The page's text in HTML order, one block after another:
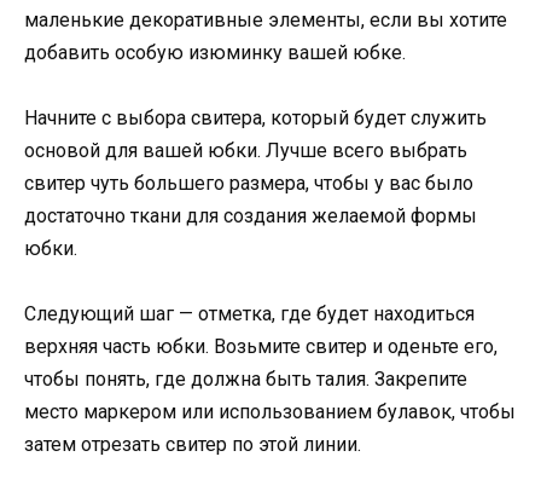
маленькие декоративные элементы, если вы хотите
добавить особую изюминку вашей юбке.
Начните с выбора свитера, который будет служить
основой для вашей юбки. Лучше всего выбрать
свитер чуть большего размера, чтобы у вас было
достаточно ткани для создания желаемой формы
юбки.
Следующий шаг — отметка, где будет находиться
верхняя часть юбки. Возьмите свитер и оденьте его,
чтобы понять, где должна быть талия. Закрепите
место маркером или использованием булавок, чтобы
затем отрезать свитер по этой линии.